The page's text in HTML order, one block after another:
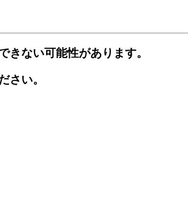
きない可能性があります。
さい。